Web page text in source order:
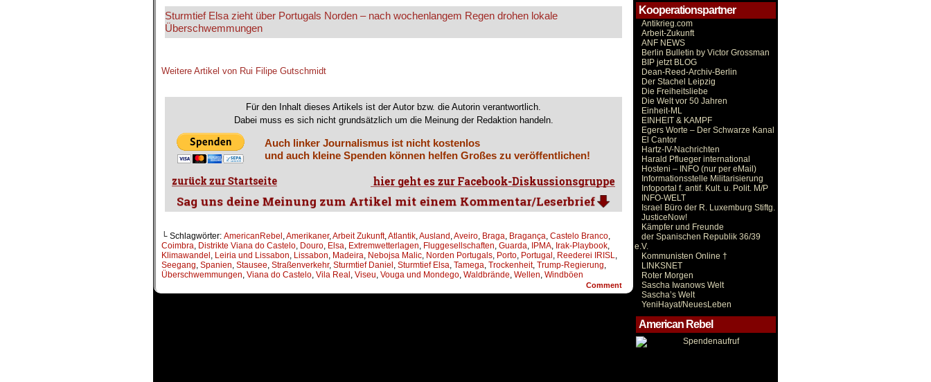
Sturmtief Elsa zieht über Portugals Norden – nach wochenlangem Regen drohen lokale
Überschwemmungen
Weitere Artikel von Rui Filipe Gutschmidt
Für den Inhalt dieses Artikels ist der Autor bzw. die Autorin verantwortlich.
Dabei muss es sich nicht grundsätzlich um die Meinung der Redaktion handeln.
Auch linker Journalismus ist nicht kostenlos
und auch kleine Spenden können helfen Großes zu veröffentlichen!
└ Schlagwörter: AmericanRebel Amerikaner, Arbeit Zukunft, Atlantik Ausland Aveiro Braga Bragança Castelo Branco
Coimbra Distrikte Viana do Castelo Douro Elsa Extremwetterlagen Fluggesellschaften Guarda IPMA Irak-Playbook
Klimawandel Leiria und Lissabon Lissabon Madeira Nebojsa Malic Norden Portugals Porto Portugal Reederei IRISL
Seegang Spanien Stausee Straßenverkehr, Sturmtief Daniel Sturmtief Elsa Tamega Trockenheit, Trump-Regierung
Überschwemmungen Viana do Castelo Vila Real Viseu Vouga und Mondego Waldbrände Wellen Windböen
Comment
Kooperationspartner
Antikrieg.com
Arbeit-Zukunft
ANF NEWS
Berlin Bulletin by Victor Grossman
BIP jetzt BLOG
Dean-Reed-Archiv-Berlin
Der Stachel Leipzig
Die Freiheitsliebe
Die Welt vor 50 Jahren
Einheit-ML
EINHEIT & KAMPF
Egers Worte – Der Schwarze Kanal
El Cantor
Hartz-IV-Nachrichten
Harald Pflueger international
Hosteni – INFO (nur per eMail)
Informationsstelle Militarisierung
Infoportal f. antif. Kult. u. Polit. M/P
INFO-WELT
Israel Büro der R. Luxemburg Stiftg.
JusticeNow!
Kämpfer und Freunde
der Spanischen Republik 36/39
e.V.
Kommunisten Online †
LINKSNET
Roter Morgen
Sascha Iwanows Welt
Sascha’s Welt
YeniHayat/NeuesLeben
American Rebel